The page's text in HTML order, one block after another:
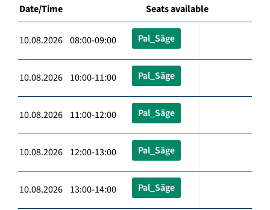
Date/Time Seats available
10.08.2026 08:00-09:00 Pal_Säge
10.08.2026 10:00-11:00 Pal_Säge
10.08.2026 11:00-12:00 Pal_Säge
10.08.2026 12:00-13:00 Pal_Säge
10.08.2026 13:00-14:00 Pal_Säge